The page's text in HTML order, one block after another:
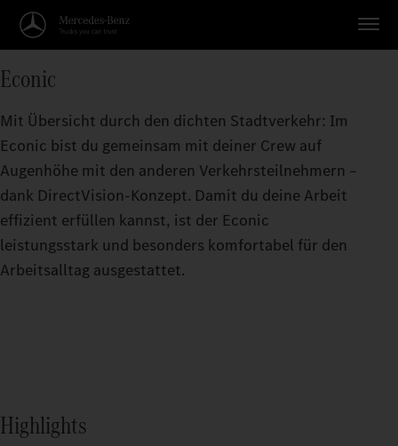
Econic
Mit Übersicht durch den dichten Stadtverkehr: Im
Econic bist du gemeinsam mit deiner Crew auf
Augenhöhe mit den anderen Verkehrsteilnehmern –
dank DirectVision-Konzept. Damit du deine Arbeit
effizient erfüllen kannst, ist der Econic
leistungsstark und besonders komfortabel für den
Arbeitsalltag ausgestattet.
Highlights